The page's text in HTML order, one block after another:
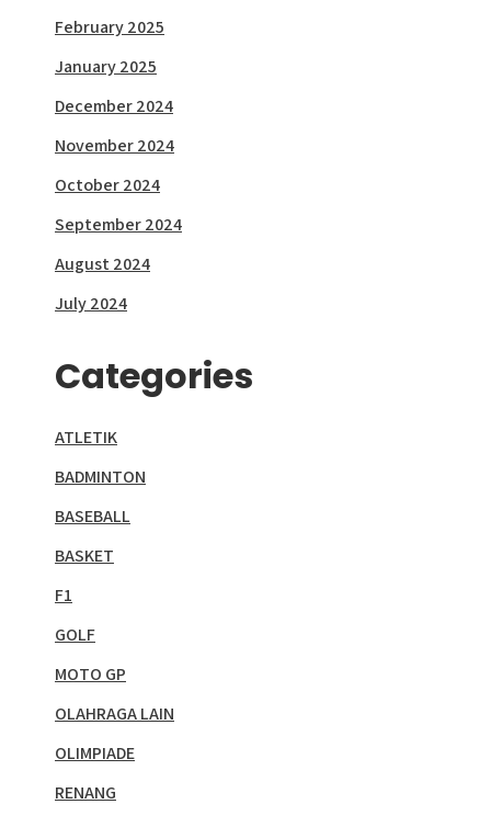
February 2025
January 2025
December 2024
November 2024
October 2024
September 2024
August 2024
July 2024
Categories
ATLETIK
BADMINTON
BASEBALL
BASKET
F1
GOLF
MOTO GP
OLAHRAGA LAIN
OLIMPIADE
RENANG